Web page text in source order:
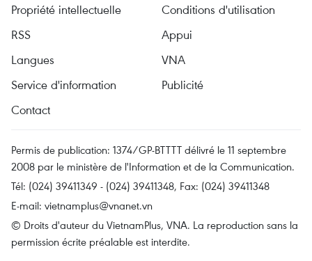
Propriété intellectuelle
Conditions d'utilisation
RSS
Appui
Langues
VNA
Service d'information
Publicité
Contact
Permis de publication: 1374/GP-BTTTT délivré le 11 septembre
2008 par le ministère de l'Information et de la Communication.
Tél: (024) 39411349 - (024) 39411348, Fax: (024) 39411348
E-mail: vietnamplus@vnanet.vn
© Droits d'auteur du VietnamPlus, VNA. La reproduction sans la
permission écrite préalable est interdite.